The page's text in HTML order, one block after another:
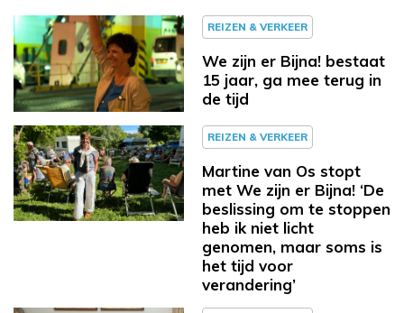
REIZEN & VERKEER
We zijn er Bijna! bestaat
15 jaar, ga mee terug in
de tijd
REIZEN & VERKEER
Martine van Os stopt
met We zijn er Bijna! ‘De
beslissing om te stoppen
heb ik niet licht
genomen, maar soms is
het tijd voor
verandering’